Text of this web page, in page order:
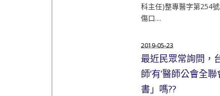
科主任)整專醫字第254
傷口....
2019-05-23
最近民眾常詢問，
師‘有’醫師公會全
書」嗎??